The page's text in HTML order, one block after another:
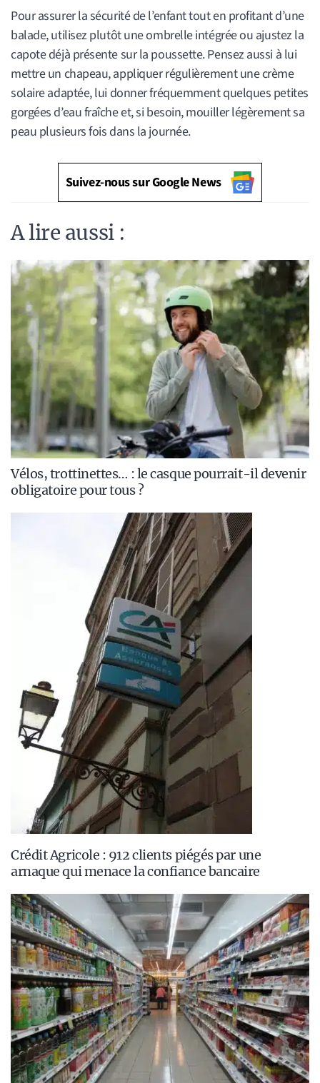
Pour assurer la sécurité de l’enfant tout en profitant d’une
balade, utilisez plutôt une ombrelle intégrée ou ajustez la
capote déjà présente sur la poussette. Pensez aussi à lui
mettre un chapeau, appliquer régulièrement une crème
solaire adaptée, lui donner fréquemment quelques petites
gorgées d’eau fraîche et, si besoin, mouiller légèrement sa
peau plusieurs fois dans la journée.
Suivez-nous sur Google News
A lire aussi :
Vélos, trottinettes… : le casque pourrait-il devenir
obligatoire pour tous ?
Crédit Agricole : 912 clients piégés par une
arnaque qui menace la confiance bancaire